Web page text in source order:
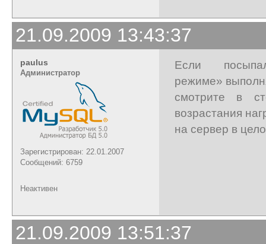
21.09.2009 13:43:37
paulus
Администратор
Зарегистрирован: 22.01.2007
Сообщений: 6759
Если
режиме»
смотрите в
возрастания
на сервер в
Неактивен
21.09.2009 13:51:37